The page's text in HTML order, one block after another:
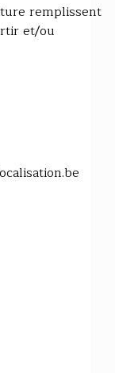
remplissent
et/ou